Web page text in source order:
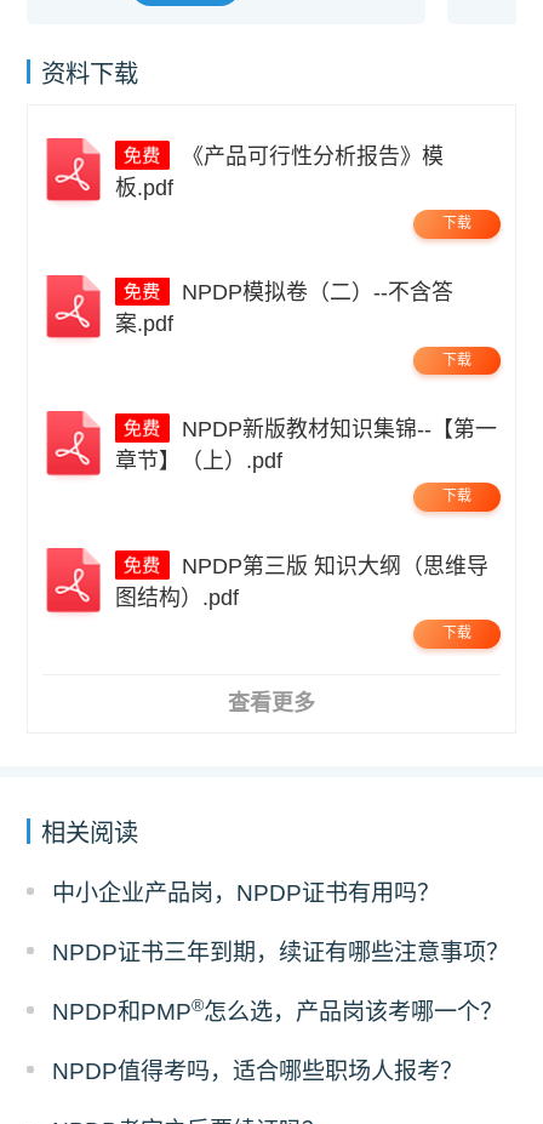
资料下载
板.pdf
下载
案.pdf
下载
章节】（上）.pdf
下载
图结构）.pdf
下载
查看更多
相关阅读
中小企业产品岗，NPDP证书有用吗？
NPDP证书三年到期，续证有哪些注意事项？
NPDP和PMP®怎么选，产品岗该考哪一个？
NPDP值得考吗，适合哪些职场人报考？